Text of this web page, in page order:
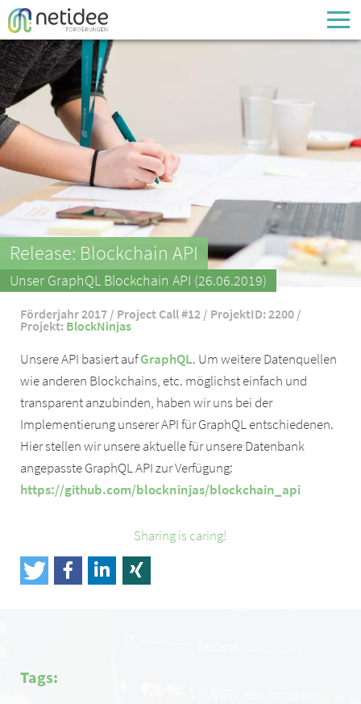
Enter your username or email address
Passwort
Passwort vergessen
Release: Blockchain API
Unser GraphQL Blockchain API (26.06.2019)
Förderjahr 2017 / Project Call #12 / ProjektID: 2200 /
Projekt: BlockNinjas
Unsere API basiert aufGraphQL. Um weitere Datenquellen
wie anderen Blockchains, etc. möglichst einfach und
transparent anzubinden, haben wir uns bei der
Implementierung unserer API für GraphQL entschiedenen.
Hier stellen wir unsere aktuelle für unsere Datenbank
angepasste GraphQL API zur Verfügung:
https://github.com/blockninjas/blockchain_api
Sharing is caring!
Tags: